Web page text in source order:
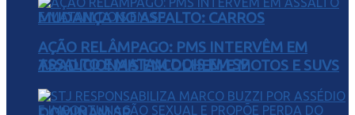
MUDANÇA NO ASFALTO: CARROS
TRADICIONAIS ENCOLHEM E MOTOS E SUVS
AÇÃO RELÂMPAGO: PMS INTERVÊM EM
ASSALTO E MATAM DOIS EM SP